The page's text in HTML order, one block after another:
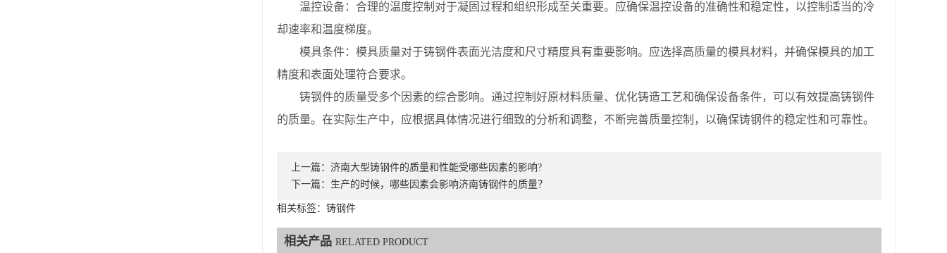
温控设备：合理的温度控制对于凝固过程和组织形成至关重要。应确保温控设备的准确性和稳定性，以控制适当的冷
却速率和温度梯度。
模具条件：模具质量对于铸钢件表面光洁度和尺寸精度具有重要影响。应选择高质量的模具材料，并确保模具的加工
精度和表面处理符合要求。
铸钢件的质量受多个因素的综合影响。通过控制好原材料质量、优化铸造工艺和确保设备条件，可以有效提高铸钢件
的质量。在实际生产中，应根据具体情况进行细致的分析和调整，不断完善质量控制，以确保铸钢件的稳定性和可靠性。
上一篇： 济南大型铸钢件的质量和性能受哪些因素的影响?
下一篇： 生产的时候，哪些因素会影响济南铸钢件的质量？
相关标签：铸钢件
相关产品 RELATED PRODUCT